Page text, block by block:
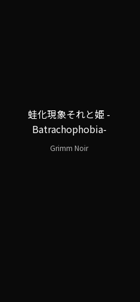
蛙化現象それと姫 -
Batrachophobia-
Grimm Noir